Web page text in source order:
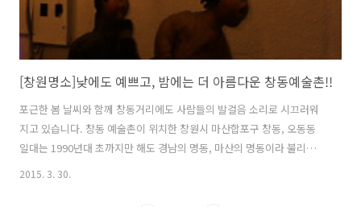
[창원명소]낮에도 예쁘고, 밤에는 더 아름다운 창동예술촌!!
포근한 봄 날씨와 함께 창동거리에도 사람들의 발걸음 소리로 시끄러워
지고 있습니다. 창동 예술촌이 위치한 창원시 마산합포구 창동, 오동동
일대는 1990년대 초까지만 해도 경남의 명동, 마산의 명동이라 불리며
많은 인파로 넘쳐나던 곳이었지만 인구감소와 경기불황 등으로 상권이
2015. 3. 30.